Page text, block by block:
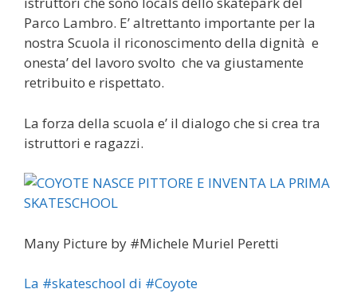
Parco Lambro. E’ altrettanto importante per la
nostra Scuola il riconoscimento della dignità e
onesta’ del lavoro svolto che va giustamente
retribuito e rispettato.
La forza della scuola e’ il dialogo che si crea tra
istruttori e ragazzi.
Many Picture by #Michele Muriel Peretti
La #skateschool di #Coyote